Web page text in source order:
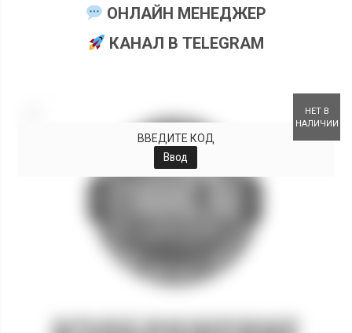
ОНЛАЙН МЕНЕДЖЕР
КАНАЛ В TELEGRAM
НЕТ В
НАЛИЧИИ
ВВЕДИТЕ КОД
Ввод